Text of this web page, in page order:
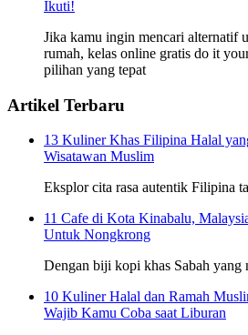
Ikuti!
Jika kamu ingin mencari alternatif
rumah, kelas online gratis do it
pilihan yang tepat
Artikel Terbaru
13 Kuliner Khas Filipina Halal
Wisatawan Muslim
Eksplor cita rasa autentik Filipina
11 Cafe di Kota Kinabalu,
Untuk Nongkrong
Dengan biji kopi khas Sabah yang
10 Kuliner Halal dan Ramah
Wajib Kamu Coba saat Liburan